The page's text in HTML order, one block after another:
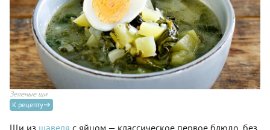
Зеленые щи
К рецепту
Щи из щавеля с яйцом — классическое первое блюдо, без